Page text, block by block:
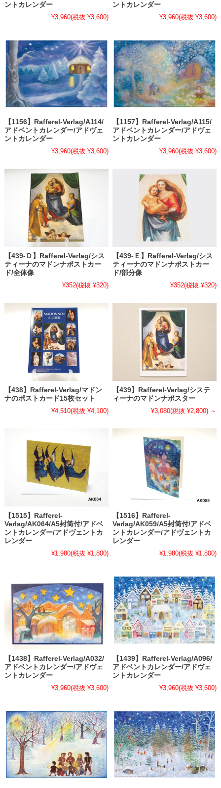
ントカレンダー
¥3,960(税抜 ¥3,600)
ントカレンダー
¥3,960(税抜 ¥3,600)
【1156】Rafferel-Verlag/A114/
アドベントカレンダー/アドヴェ
ントカレンダー
¥3,960(税抜 ¥3,600)
【1157】Rafferel-Verlag/A115/
アドベントカレンダー/アドヴェ
ントカレンダー
¥3,960(税抜 ¥3,600)
【439-Ｄ】Rafferel-Verlag/シス
ティーナのマドンナポストカー
ド/全体像
¥352(税抜 ¥320)
【439-Ｅ】Rafferel-Verlag/シス
ティーナのマドンナポストカー
ド/部分像
¥352(税抜 ¥320)
【438】Rafferel-Verlag/マドン
ナのポストカード15枚セット
¥4,510(税抜 ¥4,100)
【439】Rafferel-Verlag/システ
ィーナのマドンナポスター
¥3,080(税抜 ¥2,800) ～
【1515】Rafferel-
Verlag/AK064/A5封筒付/アドベ
ントカレンダー/アドヴェントカ
レンダー
¥1,980(税抜 ¥1,800)
【1516】Rafferel-
Verlag/AK059/A5封筒付/アドベ
ントカレンダー/アドヴェントカ
レンダー
¥1,980(税抜 ¥1,800)
【1438】Rafferel-Verlag/A032/
アドベントカレンダー/アドヴェ
ントカレンダー
¥3,960(税抜 ¥3,600)
【1439】Rafferel-Verlag/A096/
アドベントカレンダー/アドヴェ
ントカレンダー
¥3,960(税抜 ¥3,600)